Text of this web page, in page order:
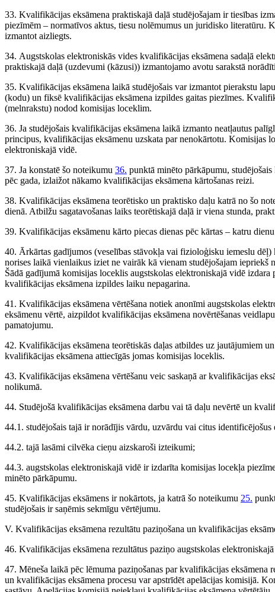
33. Kvalifikācijas eksāmena praktiskajā daļā studējošajam ir tiesības
piezīmēm – normatīvos aktus, tiesu nolēmumus un juridisko literatūru.
izmantot aizliegts.
34. Augstskolas elektroniskās vides kvalifikācijas eksāmena sadaļā
praktiskajā daļā (uzdevumi (kāzusi)) izmantojamo avotu sarakstā
35. Kvalifikācijas eksāmena laikā studējošais var izmantot pierakstu
(kodu) un fiksē kvalifikācijas eksāmena izpildes gaitas piezīmes.
(melnrakstu) nodod komisijas loceklim.
36. Ja studējošais kvalifikācijas eksāmena laikā izmanto neatļautus
principus, kvalifikācijas eksāmenu uzskata par nenokārtotu. Komisijas
elektroniskajā vidē.
37. Ja konstatē šo noteikumu 36. punktā minēto pārkāpumu,
pēc gada, izlaižot nākamo kvalifikācijas eksāmena kārtošanas reizi.
38. Kvalifikācijas eksāmena teorētisko un praktisko daļu katrā no šo
dienā. Atbilžu sagatavošanas laiks teorētiskajā daļā ir viena stunda,
39. Kvalifikācijas eksāmenu kārto piecas dienas pēc kārtas – katru
40. Ārkārtas gadījumos (veselības stāvokļa vai fizioloģisku iemeslu
norises laikā vienlaikus iziet ne vairāk kā vienam studējošajam iepriekš
Šādā gadījumā komisijas loceklis augstskolas elektroniskajā vidē
kvalifikācijas eksāmena izpildes laiku nepagarina.
41. Kvalifikācijas eksāmena vērtēšana notiek anonīmi augstskolas
eksāmenu vērtē, aizpildot kvalifikācijas eksāmena novērtēšanas
pamatojumu.
42. Kvalifikācijas eksāmena teorētiskās daļas atbildes uz jautājumiem
kvalifikācijas eksāmena attiecīgās jomas komisijas loceklis.
43. Kvalifikācijas eksāmena vērtēšanu veic saskaņā ar kvalifikācijas
nolikumā.
44. Studējošā kvalifikācijas eksāmena darbu vai tā daļu nevērtē un
44.1. studējošais tajā ir norādījis vārdu, uzvārdu vai citus identificējošus
44.2. tajā lasāmi cilvēka cieņu aizskaroši izteikumi;
44.3. augstskolas elektroniskajā vidē ir izdarīta komisijas locekļa
minēto pārkāpumu.
45. Kvalifikācijas eksāmens ir nokārtots, ja katrā šo noteikumu 25.
studējošais ir saņēmis sekmīgu vērtējumu.
V. Kvalifikācijas eksāmena rezultātu paziņošana un kvalifikācijas
46. Kvalifikācijas eksāmena rezultātus paziņo augstskolas
47. Mēneša laikā pēc lēmuma paziņošanas par kvalifikācijas eksāmena
un kvalifikācijas eksāmena procesu var apstrīdēt apelācijas komisijā.